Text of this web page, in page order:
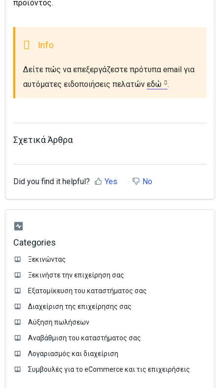
προϊόντος.
Δείτε πώς να επεξεργάζεστε πρότυπα email για
αυτόματες ειδοποιήσεις πελατών εδώ .
Σχετικά Άρθρα
Did you find it helpful? Yes No
Categories
Ξεκινώντας
Ξεκινήστε την επιχείρηση σας
Εξατομίκευση του καταστήματος σας
Διαχείριση της επιχείρησης σας
Аύξηση πωλήσεων
Αναβάθμιση του καταστήματος σας
Λογαριασμός και διαχείριση
Συμβουλές για το eCommerce και τις επιχειρήσεις